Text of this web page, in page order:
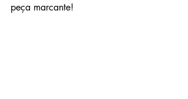
peça marcante!